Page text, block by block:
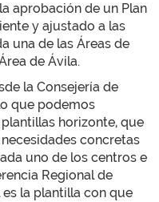
aprobación de un Plan
y ajustado a las
una de las Áreas de
de Ávila.
la Consejería de
que podemos
horizonte, que
concretas
uno de los centros e
Regional de
la plantilla con que